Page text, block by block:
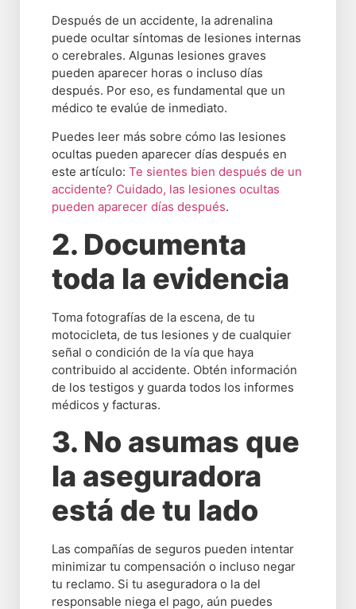
Después de un accidente, la adrenalina
puede ocultar síntomas de lesiones internas
o cerebrales. Algunas lesiones graves
pueden aparecer horas o incluso días
después. Por eso, es fundamental que un
médico te evalúe de inmediato.
Puedes leer más sobre cómo las lesiones
ocultas pueden aparecer días después en
este artículo: Te sientes bien después de un
accidente? Cuidado, las lesiones ocultas
pueden aparecer días después.
2. Documenta
toda la evidencia
Toma fotografías de la escena, de tu
motocicleta, de tus lesiones y de cualquier
señal o condición de la vía que haya
contribuido al accidente. Obtén información
de los testigos y guarda todos los informes
médicos y facturas.
3. No asumas que
la aseguradora
está de tu lado
Las compañías de seguros pueden intentar
minimizar tu compensación o incluso negar
tu reclamo. Si tu aseguradora o la del
responsable niega el pago, aún puedes